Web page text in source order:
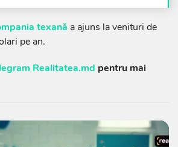
texană a ajuns la venituri de
pe an.
Realitatea.md pentru mai